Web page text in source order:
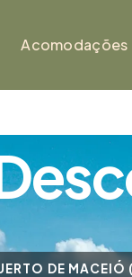
Acomodações
DE